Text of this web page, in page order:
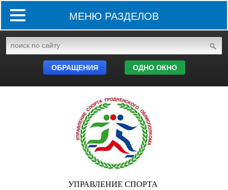
МЕНЮ РАЗДЕЛОВ
ОБРАЩЕНИЯ ОДНО ОКНО
УПРАВЛЕНИЕ СПОРТА